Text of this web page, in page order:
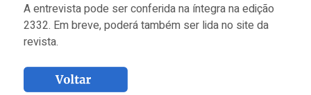
A entrevista pode ser conferida na íntegra na edição
2332. Em breve, poderá também ser lida no site da
revista.